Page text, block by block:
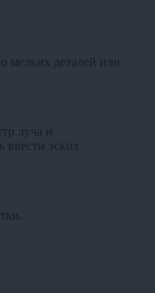
мелких деталей или
луча и
эскиз